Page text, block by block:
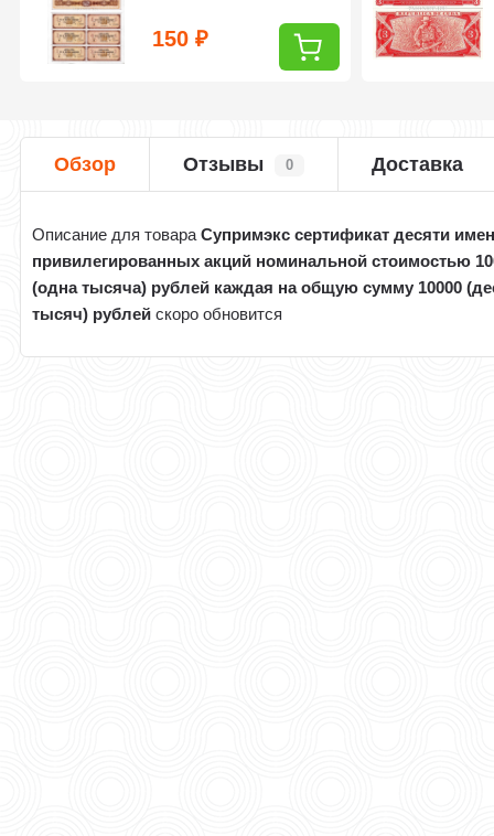
150₽
Обзор Отзывы 0 Доставка
Описание для товараСупримэкс сертификат десяти
привилегированных акций номинальной стоимостью
(одна тысяча) рублей каждая на общую сумму 10000
тысяч) рублей скоро обновится